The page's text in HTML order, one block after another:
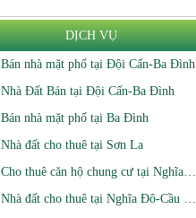
DỊCH VỤ
Bán nhà mặt phố tại Đội Cấn-Ba Đình
Nhà Đất Bán tại Đội Cấn-Ba Đình
Bán nhà mặt phố tại Ba Đình
Nhà đất cho thuê tại Sơn La
Cho thuê căn hộ chung cư tại Nghĩa Đô-Cầu Giấy
Nhà đất cho thuê tại Nghĩa Đô-Cầu Giấy